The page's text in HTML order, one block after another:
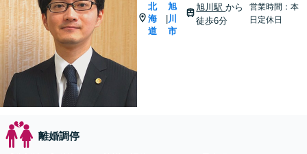
北
海
道
旭
川
市
旭川駅から
徒歩6分
営業時間：本
日定休日
離婚調停